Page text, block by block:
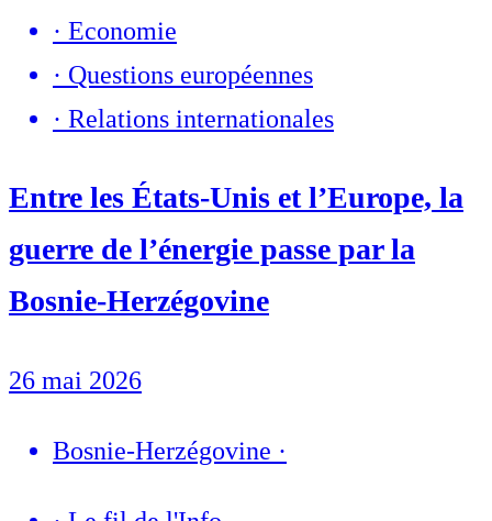
· Economie
· Questions européennes
· Relations internationales
Entre les États-Unis et l’Europe, la
guerre de l’énergie passe par la
Bosnie-Herzégovine
26 mai 2026
Bosnie-Herzégovine ·